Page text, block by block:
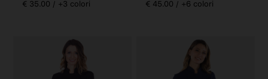
€ 35.00 / +3 colori
€ 45.00 / +6 colori